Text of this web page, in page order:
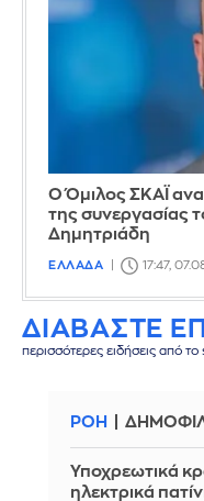
Ο Όμιλος ΣΚΑΪ
της συνεργασίας
Δημητριάδη
ΕΛΛΑΔΑ 17:47,
ΔΙΑΒΑΣΤΕ
περισσότερες ειδήσεις από
ΡΟΗ
Υποχρεωτικά
ηλεκτρικά